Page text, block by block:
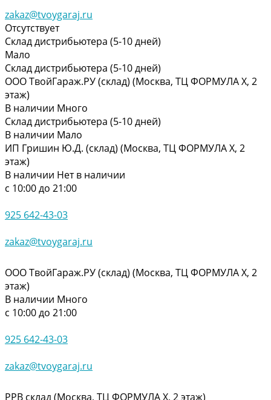
zakaz@tvoygaraj.ru
Отсутствует
Склад дистрибьютера (5-10 дней)
Мало
Склад дистрибьютера (5-10 дней)
ООО ТвойГараж.РУ (склад) (Москва, ТЦ ФОРМУЛА Х, 2
этаж)
В наличии Много
Склад дистрибьютера (5-10 дней)
В наличии Мало
ИП Гришин Ю.Д. (склад) (Москва, ТЦ ФОРМУЛА Х, 2
этаж)
В наличии Нет в наличии
с 10:00 до 21:00
925 642-43-03
zakaz@tvoygaraj.ru
ООО ТвойГараж.РУ (склад) (Москва, ТЦ ФОРМУЛА Х, 2
этаж)
В наличии Много
с 10:00 до 21:00
925 642-43-03
zakaz@tvoygaraj.ru
РРВ склад (Москва, ТЦ ФОРМУЛА Х, 2 этаж)